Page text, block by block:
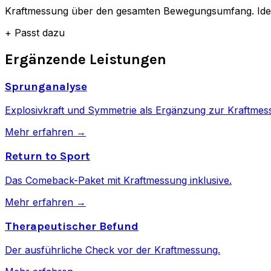
Kraftmessung über den gesamten Bewegungsumfang.
+ Passt dazu
Ergänzende Leistungen
Sprunganalyse
Explosivkraft und Symmetrie als Ergänzung zur
Mehr erfahren →
Return to Sport
Das Comeback-Paket mit Kraftmessung inklusive.
Mehr erfahren →
Therapeutischer Befund
Der ausführliche Check vor der Kraftmessung.